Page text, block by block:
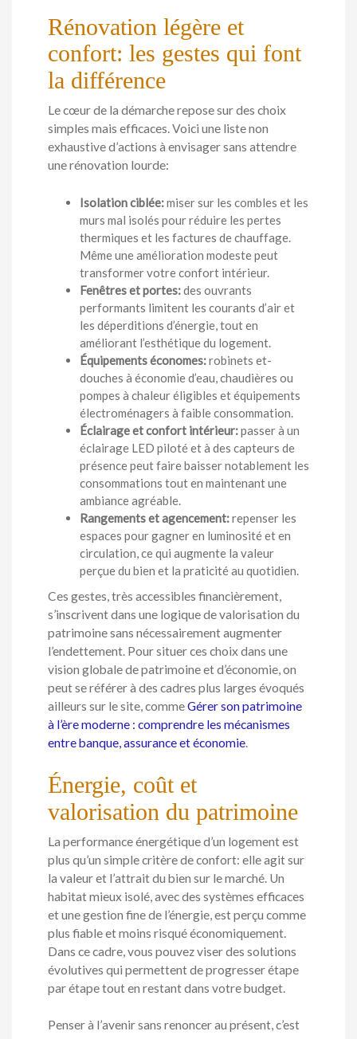
Rénovation légère et
confort: les gestes qui font
la différence
Le cœur de la démarche repose sur des choix
simples mais efficaces. Voici une liste non
exhaustive d’actions à envisager sans attendre
une rénovation lourde:
Isolation ciblée:miser sur les combles et les
murs mal isolés pour réduire les pertes
thermiques et les factures de chauffage.
Même une amélioration modeste peut
transformer votre confort intérieur.
Fenêtres et portes:des ouvrants
performants limitent les courants d’air et
les déperditions d’énergie, tout en
améliorant l’esthétique du logement.
Équipements économes:robinets et-
douches à économie d’eau, chaudières ou
pompes à chaleur éligibles et équipements
électroménagers à faible consommation.
Éclairage et confort intérieur:passer à un
éclairage LED piloté et à des capteurs de
présence peut faire baisser notablement les
consommations tout en maintenant une
ambiance agréable.
Rangements et agencement:repenser les
espaces pour gagner en luminosité et en
circulation, ce qui augmente la valeur
perçue du bien et la praticité au quotidien.
Ces gestes, très accessibles financièrement,
s’inscrivent dans une logique de valorisation du
patrimoine sans nécessairement augmenter
l’endettement. Pour situer ces choix dans une
vision globale de patrimoine et d’économie, on
peut se référer à des cadres plus larges évoqués
ailleurs sur le site, commeGérer son patrimoine
à l’ère moderne : comprendre les mécanismes
entre banque, assurance et économie
Énergie, coût et
valorisation du patrimoine
La performance énergétique d’un logement est
plus qu’un simple critère de confort: elle agit sur
la valeur et l’attrait du bien sur le marché. Un
habitat mieux isolé, avec des systèmes efficaces
et une gestion fine de l’énergie, est perçu comme
plus fiable et moins risqué économiquement.
Dans ce cadre, vous pouvez viser des solutions
évolutives qui permettent de progresser étape
par étape tout en restant dans votre budget.
Penser à l’avenir sans renoncer au présent, c’est